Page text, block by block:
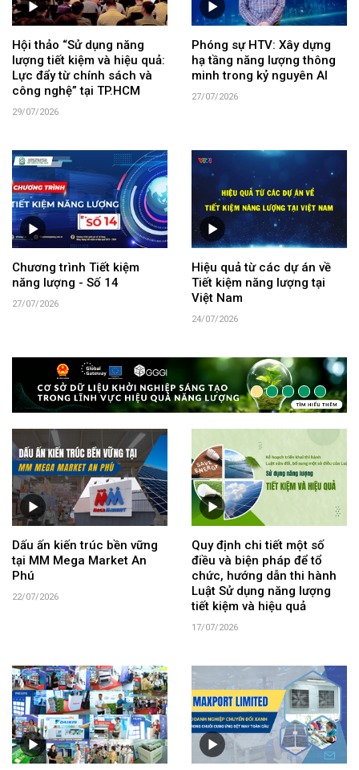
Hội thảo “Sử dụng năng
lượng tiết kiệm và hiệu quả:
Lực đẩy từ chính sách và
công nghệ” tại TP.HCM
29/07/2026
Phóng sự HTV: Xây dựng
hạ tầng năng lượng thông
minh trong kỷ nguyên AI
27/07/2026
Chương trình Tiết kiệm
năng lượng - Số 14
27/07/2026
Hiệu quả từ các dự án về
Tiết kiệm năng lượng tại
Việt Nam
24/07/2026
Dấu ấn kiến trúc bền vững
tại MM Mega Market An
Phú
22/07/2026
Quy định chi tiết một số
điều và biện pháp để tổ
chức, hướng dẫn thi hành
Luật Sử dụng năng lượng
tiết kiệm và hiệu quả
17/07/2026